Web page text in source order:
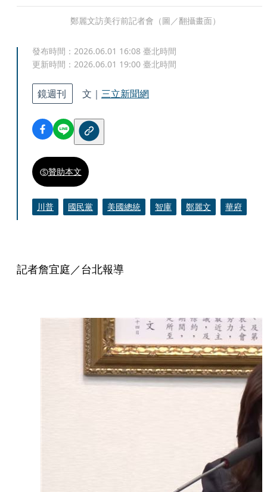
鄭麗文訪美行前記者會（圖／翻攝畫面）
發布時間： 2026.06.01 16:08 臺北時間
更新時間： 2026.06.01 19:00 臺北時間
鏡週刊 文｜ 三立新聞網
贊助本文
川普 國民黨 美國總統 智庫 鄭麗文 華府
記者詹宜庭／台北報導